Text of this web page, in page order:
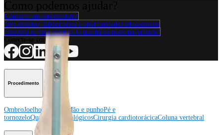
Contacte um representante
Veja eventos, laboratórios e oportunidades educacionais
Inscreva-se para receber: O que há de novo na Arthrex?
Conecte-se conosco
Procedimento
OmbroJoelhoCotovelo Mão e punhoPé e
tornozeloQuadril OrtobiológicosCirurgia cardiotorácicaColuna vertebral